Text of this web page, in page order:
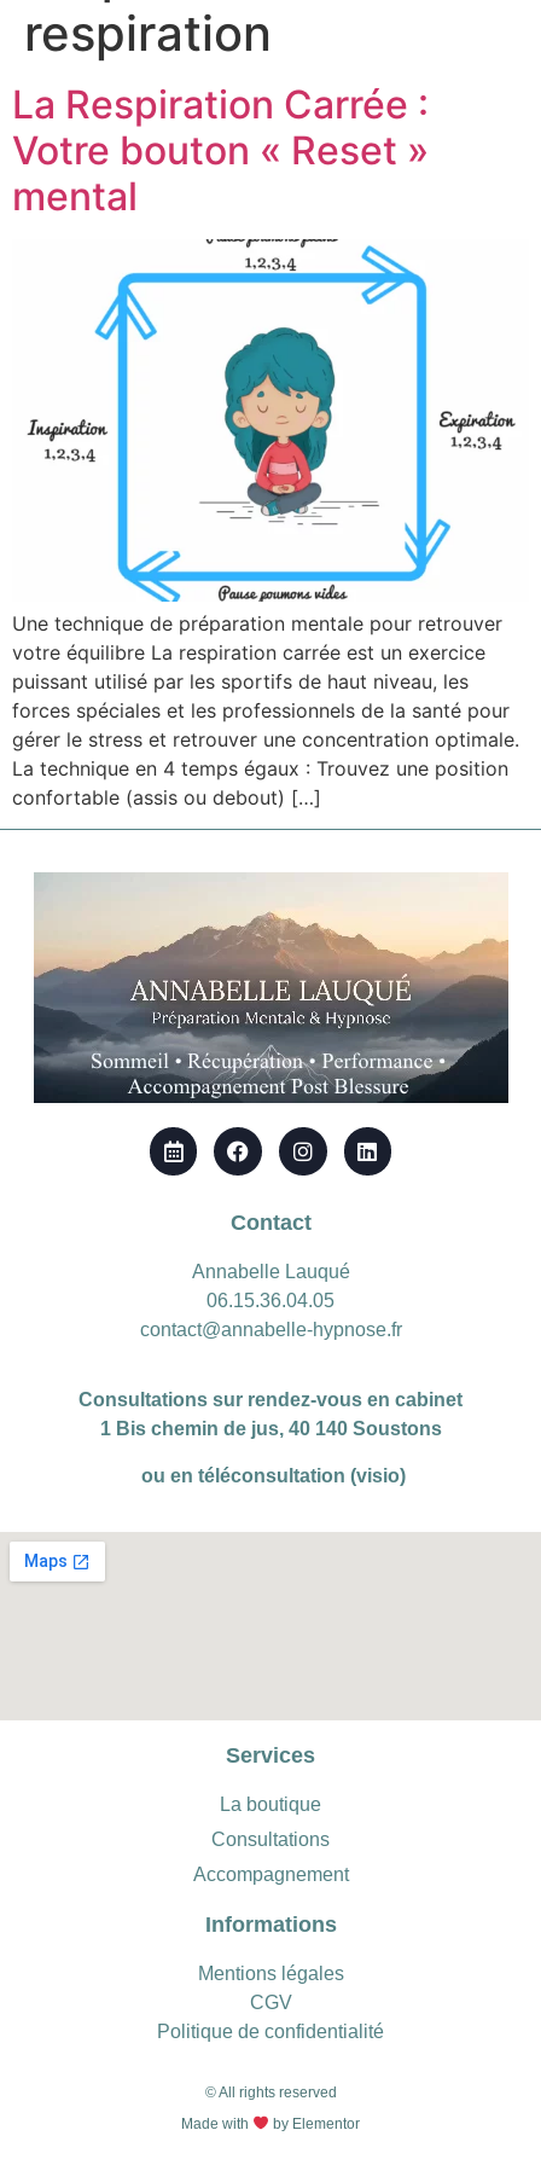
respiration
La Respiration Carrée :
Votre bouton « Reset »
mental
Une technique de préparation mentale pour retrouver
votre équilibre La respiration carrée est un exercice
puissant utilisé par les sportifs de haut niveau, les
forces spéciales et les professionnels de la santé pour
gérer le stress et retrouver une concentration optimale.
La technique en 4 temps égaux : Trouvez une position
confortable (assis ou debout) […]
Contact
Annabelle Lauqué
06.15.36.04.05
contact@annabelle-hypnose.fr
Consultations sur rendez-vous en cabinet
1 Bis chemin de jus, 40 140 Soustons
ou en téléconsultation (visio)
Services
La boutique
Consultations
Accompagnement
Informations
Mentions légales
CGV
Politique de confidentialité
© All rights reserved
Made with
by Elementor